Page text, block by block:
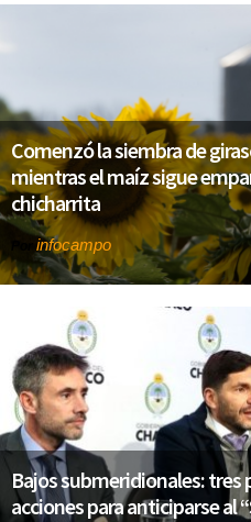
Comenzó la siembra de
mientras el maíz sigue
chicharrita
infocampo
Bajos submeridionales: tres
acciones para anticiparse al